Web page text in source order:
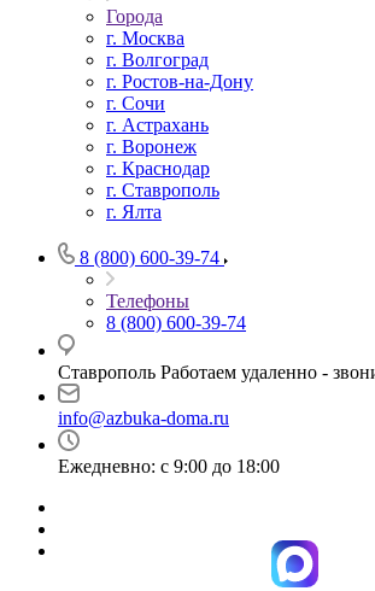
Города
г. Москва
г. Волгоград
г. Ростов-на-Дону
г. Сочи
г. Астрахань
г. Воронеж
г. Краснодар
г. Ставрополь
г. Ялта
8 (800) 600-39-74
Телефоны
8 (800) 600-39-74
Ставрополь Работаем удаленно -
info@azbuka-doma.ru
Ежедневно: с 9:00 до 18:00